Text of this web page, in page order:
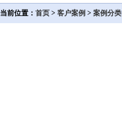
当前位置： 首页 > 客户案例 > 案例分